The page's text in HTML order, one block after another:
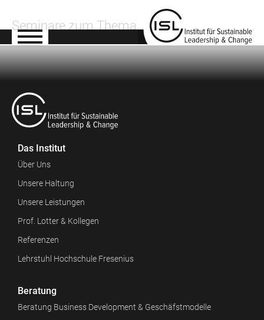
Seminare zum Thema
Das Institut
Über Uns
Unsere Haltung
Unsere Leistungen
Prof. Lotter & Kollegen
Referenzen
Lehrstuhl Hochschule Fresenius
Beratung
Beratung Business Development & Geschäfstmodelle